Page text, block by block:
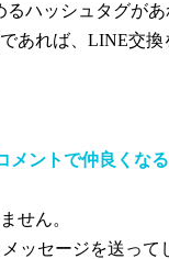
ハッシュタグが
あれば、LINE交
メントで仲良くなる
せん。
ッセージを送っ